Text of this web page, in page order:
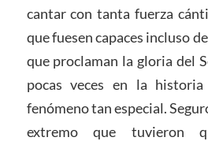
cantar con tanta fuerza
que fuesen capaces incluso
que proclaman la gloria del
pocas veces en la
fenómeno tan especial.
extremo que tuvieron